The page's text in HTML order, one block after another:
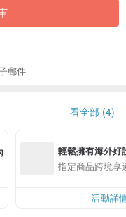
郵件
看全部 (4)
輕鬆擁有海外好
指定商品跨境享
活動詳